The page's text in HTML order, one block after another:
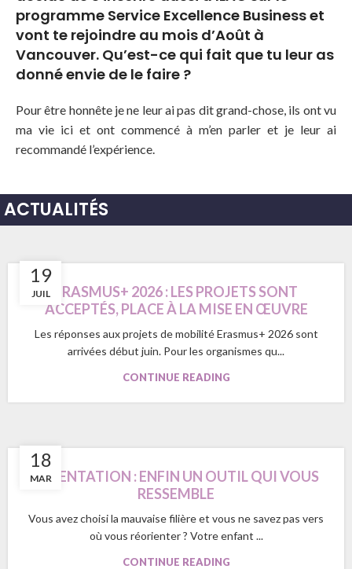
programme Service Excellence Business et
vont te rejoindre au mois d’Août à
Vancouver. Qu’est-ce qui fait que tu leur as
donné envie de le faire ?
Pour être honnête je ne leur ai pas dit grand-chose, ils ont vu
ma vie ici et ont commencé à m’en parler et je leur ai
recommandé l’expérience.
ACTUALITÉS
19
JUIL
ERASMUS+ 2026 : LES PROJETS SONT
ACCEPTÉS, PLACE À LA MISE EN ŒUVRE
Les réponses aux projets de mobilité Erasmus+ 2026 sont
arrivées début juin. Pour les organismes qu...
CONTINUE READING
18
MAR
ORIENTATION : ENFIN UN OUTIL QUI VOUS
RESSEMBLE
Vous avez choisi la mauvaise filière et vous ne savez pas vers
où vous réorienter ? Votre enfant ...
CONTINUE READING